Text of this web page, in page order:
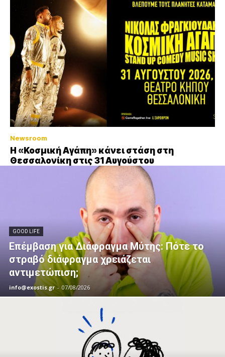
Newsroom
Η «Κοσμική Αγάπη» κάνει στάση στη
Θεσσαλονίκη στις 31 Αυγούστου
GOOD LIFE
Επέμβαση για Διάφραγμα Μύτης: Πότε το
στραβό διάφραγμα χρειάζεται
αντιμετώπιση;
info@exostis.gr - 07/08/2026